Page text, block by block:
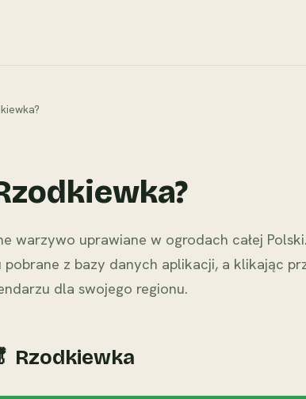
warzywo uprawiane w ogrodach całej
pobrane z bazy danych aplikacji, a klikając
dla swojego regionu.
Rzodkiewka